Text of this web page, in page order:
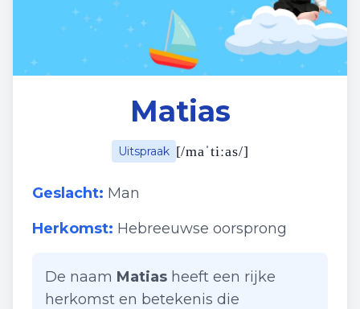
Matias
Uitspraak [/maˈtiːas/]
Geslacht: Man
Herkomst: Hebreeuwse oorsprong
De naam Matias heeft een rijke
herkomst en betekenis die